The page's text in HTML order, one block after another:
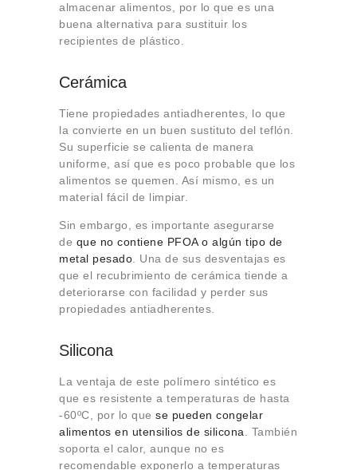
almacenar alimentos, por lo que es una
buena alternativa para sustituir los
recipientes de plástico.
Cerámica
Tiene propiedades antiadherentes, lo que
la convierte en un buen sustituto del teflón.
Su superficie se calienta de manera
uniforme, así que es poco probable que los
alimentos se quemen. Así mismo, es un
material fácil de limpiar.
Sin embargo, es importante asegurarse
de que no contiene PFOA o algún tipo de
metal pesado . Una de sus desventajas es
que el recubrimiento de cerámica tiende a
deteriorarse con facilidad y perder sus
propiedades antiadherentes.
Silicona
La ventaja de este polímero sintético es
que es resistente a temperaturas de hasta
-60ºC, por lo que se pueden congelar
alimentos en utensilios de silicona . También
soporta el calor, aunque no es
recomendable exponerlo a temperaturas